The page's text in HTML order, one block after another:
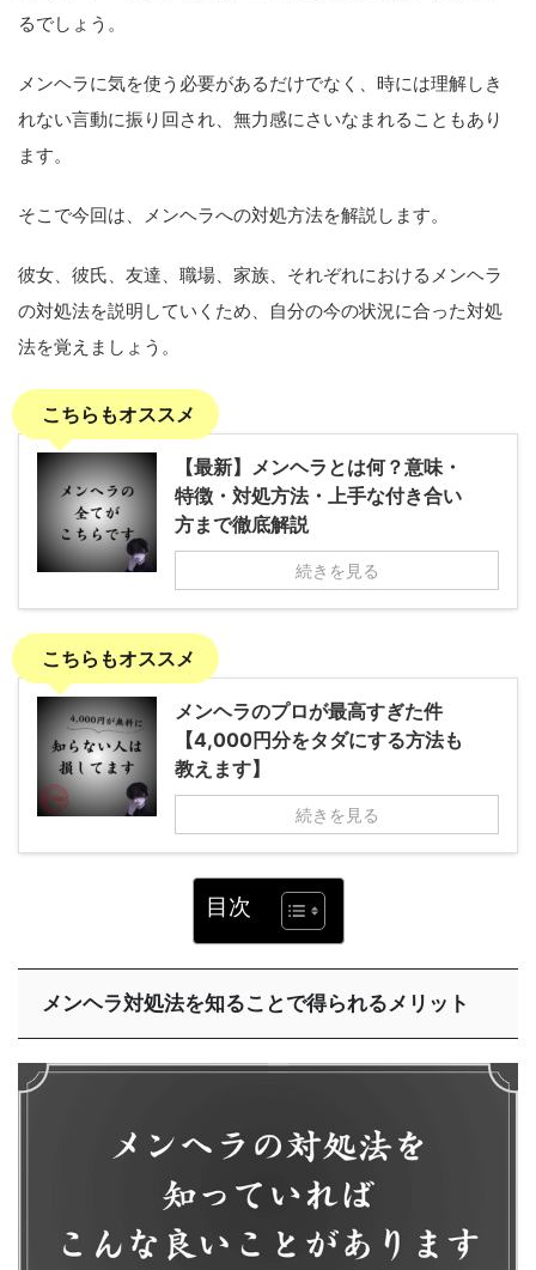
るでしょう。
メンヘラに気を使う必要があるだけでなく、時には理解しき
れない言動に振り回され、無力感にさいなまれることもあり
ます。
そこで今回は、メンヘラへの対処方法を解説します。
彼女、彼氏、友達、職場、家族、それぞれにおけるメンヘラ
の対処法を説明していくため、自分の今の状況に合った対処
法を覚えましょう。
こちらもオススメ
【最新】メンヘラとは何？意味・
特徴・対処方法・上手な付き合い
方まで徹底解説
続きを見る
こちらもオススメ
メンヘラのプロが最高すぎた件
【4,000円分をタダにする方法も
教えます】
続きを見る
目次
メンヘラ対処法を知ることで得られるメリット